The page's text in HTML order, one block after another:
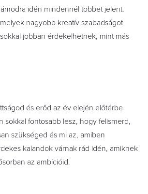
idén mindennél többet jelent.
nagyobb kreatív szabadságot
jobban érdekelhetnek, mint más
és erőd az év elején előtérbe
sokkal fontosabb lesz, hogy felismerd,
szükséged és mi az, amiben
kalandok várnak rád idén, amiknek
az ambícióid.